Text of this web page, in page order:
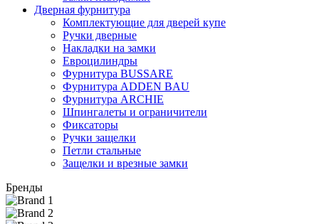
Дверная фурнитура
Комплектующие для дверей купе
Ручки дверные
Накладки на замки
Евроцилиндры
Фурнитура BUSSARE
Фурнитура ADDEN BAU
Фурнитура ARCHIE
Шпингалеты и ограничители
Фиксаторы
Ручки защелки
Петли стальные
Защелки и врезные замки
Бренды